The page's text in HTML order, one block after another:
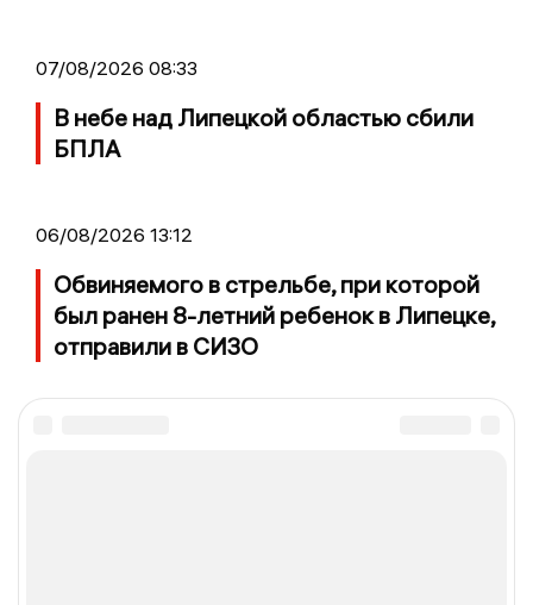
07/08/2026 08:33
В небе над Липецкой областью сбили
БПЛА
06/08/2026 13:12
Обвиняемого в стрельбе, при которой
был ранен 8-летний ребенок в Липецке,
отправили в СИЗО